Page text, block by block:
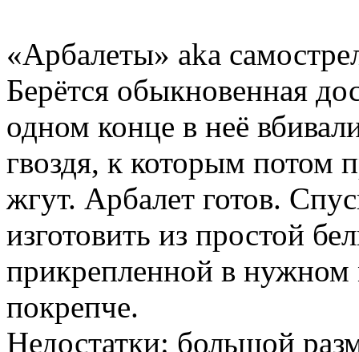
«Арбалеты» aka
Берётся обыкновенная
одном конце в неё
гвоздя, к которым потом
жгут. Арбалет готов.
изготовить из простой
прикрепленной в
покрепче.
Недостатки: большой